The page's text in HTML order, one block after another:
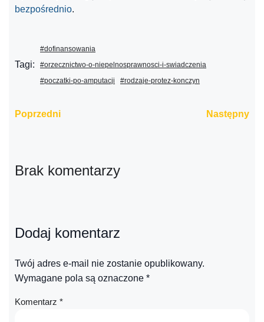
bezpośrednio.
Tagi:
#dofinansowania
#orzecznictwo-o-niepelnosprawnosci-i-swiadczenia
#poczatki-po-amputacji
#rodzaje-protez-konczyn
Poprzedni Następny
Brak komentarzy
Dodaj komentarz
Twój adres e-mail nie zostanie opublikowany.
Wymagane pola są oznaczone *
Komentarz *